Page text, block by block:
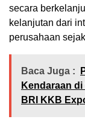
secara
kelanjutan dari
perusahaan
Baca Juga :
Kendaraan
BRI KKB